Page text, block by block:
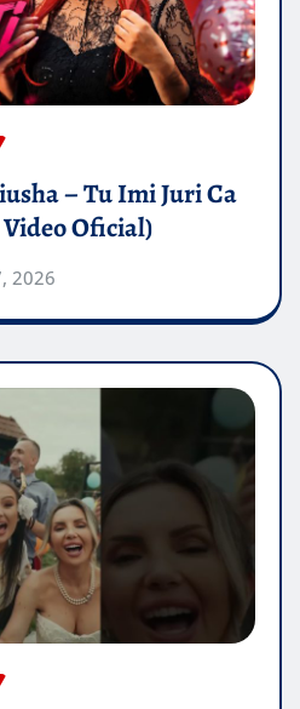
– Tu Imi Juri Ca
Oficial)
2026